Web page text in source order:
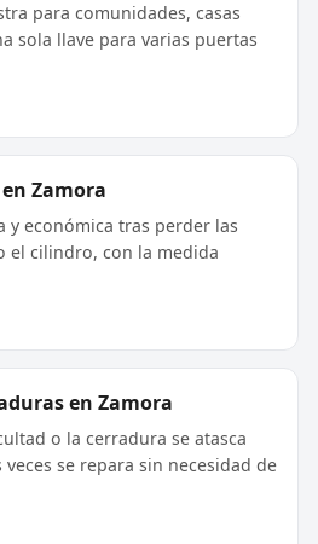
para comunidades, casas
sola llave para varias puertas
Zamora
y económica tras perder las
el cilindro, con la medida
en Zamora
o la cerradura se atasca
se repara sin necesidad de